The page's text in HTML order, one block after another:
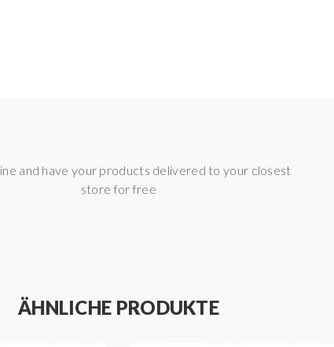
and have your products delivered to your closest
store for free
ÄHNLICHE PRODUKTE